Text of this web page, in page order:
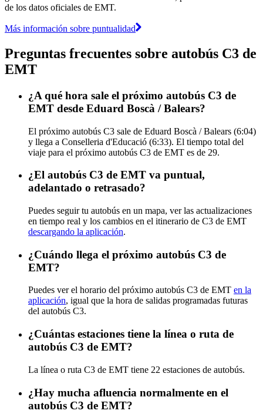
de los datos oficiales de EMT.
Más información sobre puntualidad
Preguntas frecuentes sobre autobús C3 de
EMT
¿A qué hora sale el próximo autobús C3 de
EMT desde Eduard Boscà / Balears?
El próximo autobús C3 sale de Eduard Boscà / Balears (6:04)
y llega a Conselleria d'Educació (6:33). El tiempo total del
viaje para el próximo autobús C3 de EMT es de 29.
¿El autobús C3 de EMT va puntual,
adelantado o retrasado?
Puedes seguir tu autobús en un mapa, ver las actualizaciones
en tiempo real y los cambios en el itinerario de C3 de EMT
descargando la aplicación.
¿Cuándo llega el próximo autobús C3 de
EMT?
Puedes ver el horario del próximo autobús C3 de EMT en la
aplicación, igual que la hora de salidas programadas futuras
del autobús C3.
¿Cuántas estaciones tiene la línea o ruta de
autobús C3 de EMT?
La línea o ruta C3 de EMT tiene 22 estaciones de autobús.
¿Hay mucha afluencia normalmente en el
autobús C3 de EMT?